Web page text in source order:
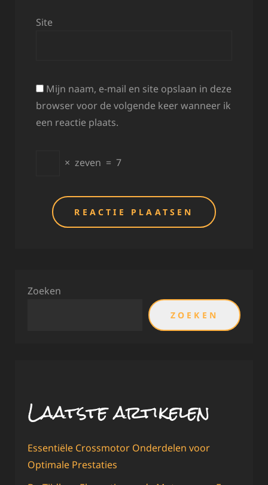
Site
Mijn naam, e-mail en site opslaan in deze
browser voor de volgende keer wanneer ik
een reactie plaats.
× zeven = 7
Zoeken
ZOEKEN
Laatste artikelen
Essentiële Crossmotor Onderdelen voor
Optimale Prestaties